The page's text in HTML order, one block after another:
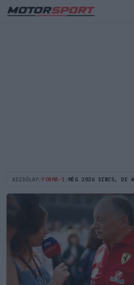
KEZDŐLAP FORMA-1